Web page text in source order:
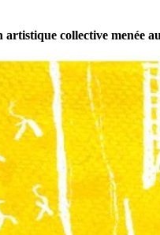
collective menée